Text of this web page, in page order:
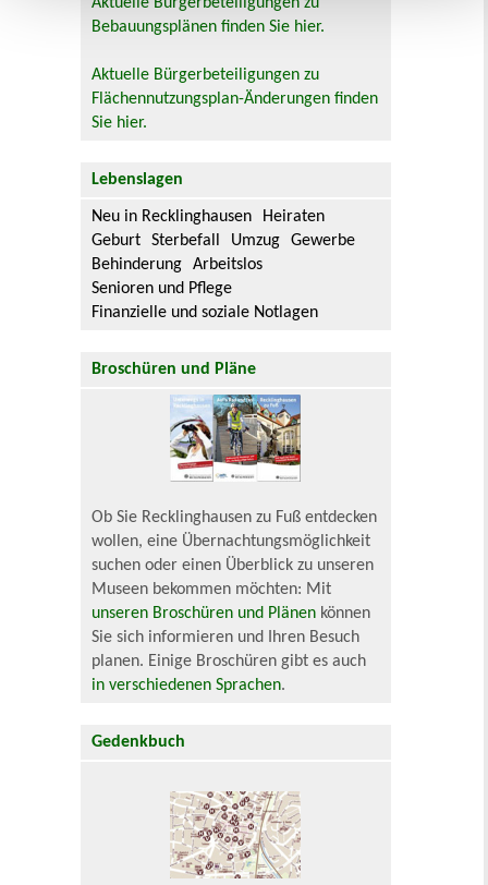
Aktuelle Bürgerbeteiligungen zu
Bebauungsplänen finden Sie hier.
Aktuelle Bürgerbeteiligungen zu
Flächennutzungsplan-Änderungen finden
Sie hier.
Lebenslagen
Neu in Recklinghausen
Heiraten
Geburt
Sterbefall Umzug
Gewerbe
Behinderung
Arbeitslos
Senioren und Pflege
Finanzielle und soziale Notlagen
Broschüren und Pläne
Ob Sie Recklinghausen zu Fuß entdecken
wollen, eine Übernachtungsmöglichkeit
suchen oder einen Überblick zu unseren
Museen bekommen möchten: Mit
unseren Broschüren und Plänen können
Sie sich informieren und Ihren Besuch
planen. Einige Broschüren gibt es auch
in verschiedenen Sprachen.
Gedenkbuch